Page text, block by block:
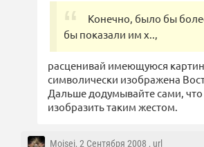
Конечно, было бы
бы показали им х..,
расценивай имеющуюся
символически изображена
Дальше додумывайте сами, что
изобразить таким жестом.
Moisei, 2 Сентября 2008 , url